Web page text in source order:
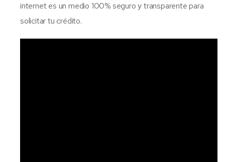
internet es un medio 100% seguro y transparente para
solicitar tu crédito.